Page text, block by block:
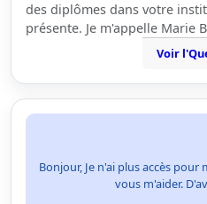
des diplômes dans votre
présente. Je m'appelle Marie
Voir
Bonjour, Je n'ai plus accès
vous m'aider.